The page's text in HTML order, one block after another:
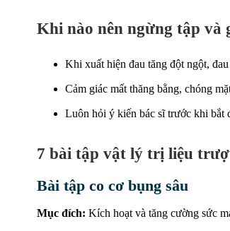
Khi nào nên ngừng tập và
Khi xuất hiện đau tăng đột ngột,
Cảm giác mất thăng bằng, chóng
Luôn hỏi ý kiến bác sĩ trước khi bắt
7 bài tập vật lý trị liệu
Bài tập co cơ bụng sâu
Mục đích: Kích hoạt và tăng cường sức